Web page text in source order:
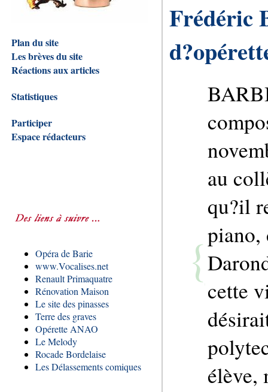
Plan du site
Les brèves du site
Réactions aux articles
Statistiques
Participer
Espace rédacteurs
Opéra de Barie
www.Vocalises.net
Renault Primaquatre
Rénovation Maison
Le site des pinasses
Terre des graves
Opérette ANAO
Le Melody
Rocade Bordelaise
Les Délassements comiques
Frédéric
au
qu?il
piano,
cette
élève,